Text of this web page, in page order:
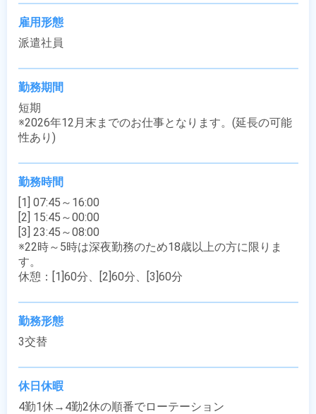
雇用形態
派遣社員
勤務期間
短期
※2026年12月末までのお仕事となります。(延長の可能
性あり)
勤務時間
[1] 07:45～16:00
[2] 15:45～00:00
[3] 23:45～08:00
※22時～5時は深夜勤務のため18歳以上の方に限りま
す。
休憩：[1]60分、[2]60分、[3]60分
勤務形態
3交替
休日休暇
4勤1休→4勤2休の順番でローテーション